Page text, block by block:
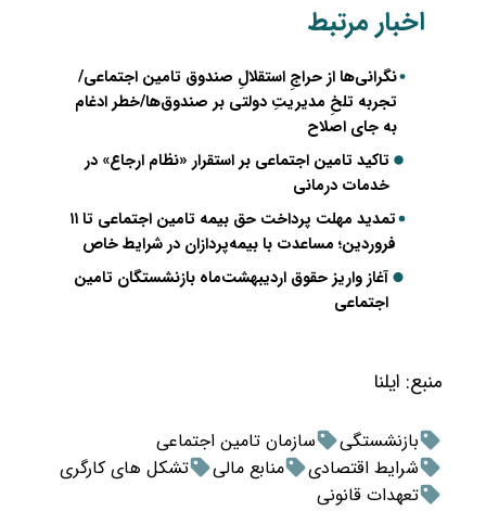
اخبار مرتبط
نگرانی‌ها از حراجِ استقلالِ صندوق تامین اجتماعی/
تجربه تلخِ مدیریتِ دولتی بر صندوق‌ها/خطر ادغام
به جای اصلاح
تاکید تامین اجتماعی بر استقرار «نظام ارجاع» در
خدمات درمانی
تمدید مهلت پرداخت حق بیمه تامین اجتماعی تا ۱۱
فروردین؛ مساعدت با بیمه‌پردازان در شرایط خاص
آغاز واریز حقوق اردیبهشت‌ماه بازنشستگان تامین
اجتماعی
منبع: ایلنا
بازنشستگی
سازمان تامین اجتماعی
شرایط اقتصادی
منابع مالی
تشکل های کارگری
تعهدات قانونی